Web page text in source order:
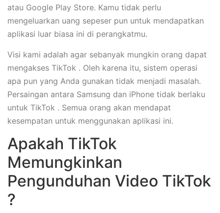
atau Google Play Store. Kamu tidak perlu
mengeluarkan uang sepeser pun untuk mendapatkan
aplikasi luar biasa ini di perangkatmu.
Visi kami adalah agar sebanyak mungkin orang dapat
mengakses TikTok . Oleh karena itu, sistem operasi
apa pun yang Anda gunakan tidak menjadi masalah.
Persaingan antara Samsung dan iPhone tidak berlaku
untuk TikTok . Semua orang akan mendapat
kesempatan untuk menggunakan aplikasi ini.
Apakah TikTok
Memungkinkan
Pengunduhan Video TikTok
?